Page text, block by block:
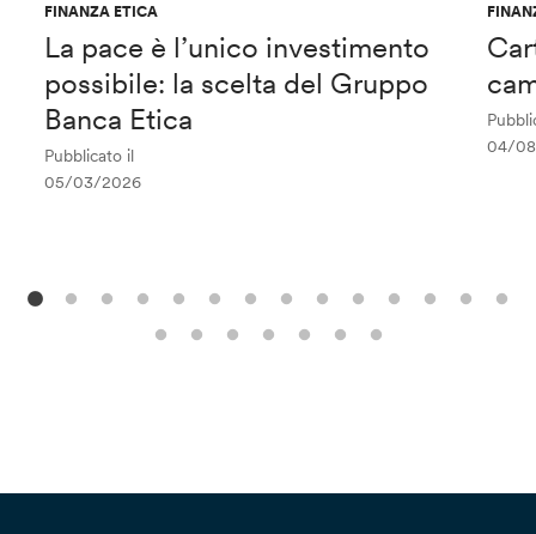
FINANZA ETICA
La pace è l’unico investimento
possibile: la scelta del Gruppo
Banca Etica
Pubblicato il
05/03/2026
04/